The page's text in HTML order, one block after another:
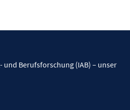
Berufsforschung (IAB) – unser